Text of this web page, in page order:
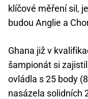
klíčové měření sil,
budou Anglie a
Ghana již v
šampionát si
ovládla s 25 body
nasázela solidních